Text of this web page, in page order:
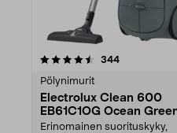
344arvostelut
Pölynimurit
Electrolux Clean 600
EB61C1OG Ocean
Pölynimuri
Erinomainen suorituskyky,